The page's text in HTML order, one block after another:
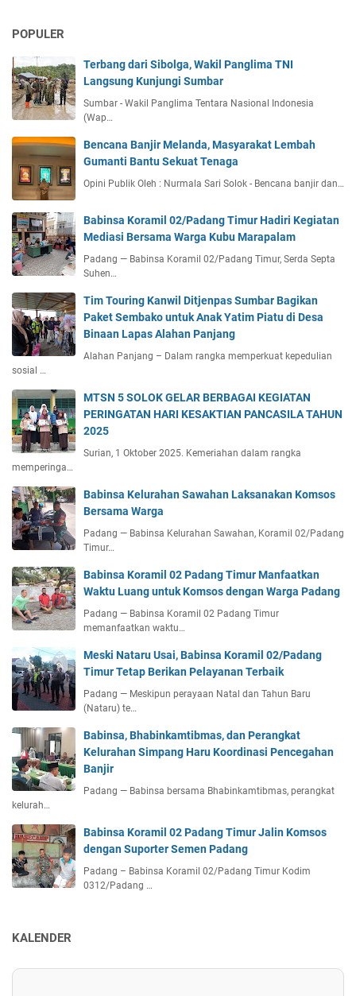
POPULER
Terbang dari Sibolga, Wakil Panglima TNI
Langsung Kunjungi Sumbar
Sumbar - Wakil Panglima Tentara Nasional Indonesia
(Wap…
Bencana Banjir Melanda, Masyarakat Lembah
Gumanti Bantu Sekuat Tenaga
Opini Publik Oleh : Nurmala Sari Solok - Bencana banjir dan…
Babinsa Koramil 02/Padang Timur Hadiri Kegiatan
Mediasi Bersama Warga Kubu Marapalam
Padang — Babinsa Koramil 02/Padang Timur, Serda Septa
Suhen…
Tim Touring Kanwil Ditjenpas Sumbar Bagikan
Paket Sembako untuk Anak Yatim Piatu di Desa
Binaan Lapas Alahan Panjang
Alahan Panjang – Dalam rangka memperkuat kepedulian
sosial …
MTSN 5 SOLOK GELAR BERBAGAI KEGIATAN
PERINGATAN HARI KESAKTIAN PANCASILA TAHUN
2025
Surian, 1 Oktober 2025. Kemeriahan dalam rangka
memperinga…
Babinsa Kelurahan Sawahan Laksanakan Komsos
Bersama Warga
Padang — Babinsa Kelurahan Sawahan, Koramil 02/Padang
Timur…
Babinsa Koramil 02 Padang Timur Manfaatkan
Waktu Luang untuk Komsos dengan Warga Padang
Padang — Babinsa Koramil 02 Padang Timur
memanfaatkan waktu…
Meski Nataru Usai, Babinsa Koramil 02/Padang
Timur Tetap Berikan Pelayanan Terbaik
Padang — Meskipun perayaan Natal dan Tahun Baru
(Nataru) te…
Babinsa, Bhabinkamtibmas, dan Perangkat
Kelurahan Simpang Haru Koordinasi Pencegahan
Banjir
Padang — Babinsa bersama Bhabinkamtibmas, perangkat
kelurah…
Babinsa Koramil 02 Padang Timur Jalin Komsos
dengan Suporter Semen Padang
Padang – Babinsa Koramil 02/Padang Timur Kodim
0312/Padang …
KALENDER